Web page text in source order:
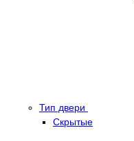
Тип двери
Скрытые